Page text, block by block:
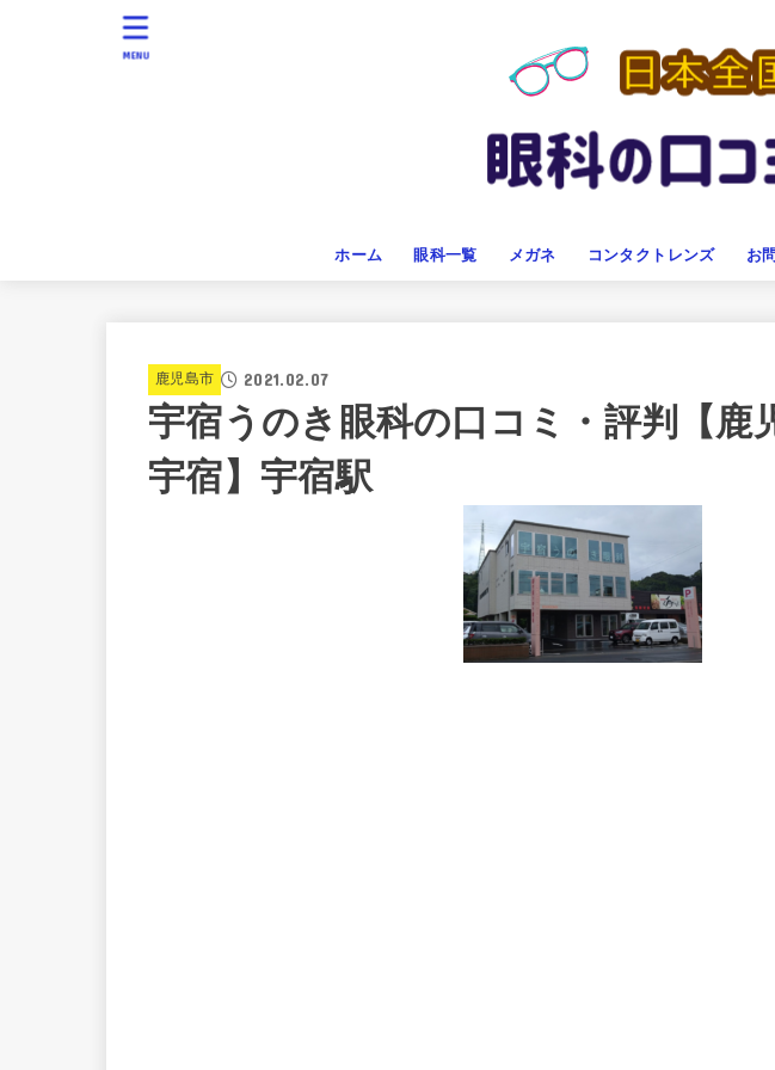
ホーム 眼科一覧 メガネ コンタクトレンズ お
MENU
鹿児島市 2021.02.07
宇宿うのき眼科の口コミ・評判【鹿
宇宿】宇宿駅